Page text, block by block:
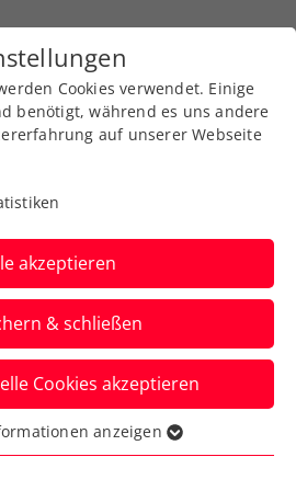
müssen
aufgeben
scheidet damit beim
in London in der
07.07.2024
Cookies verwendet. Einige
benötigt, während es uns andere
auf unserer Webseite
akzeptieren
& schließen
Cookies akzeptieren
für grundlegende
anzeigen